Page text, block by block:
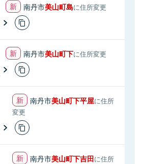
南丹市美山町島に住所変更
南丹市美山町下に住所変更
南丹市美山町下平屋に住所
変更
南丹市美山町下吉田に住所